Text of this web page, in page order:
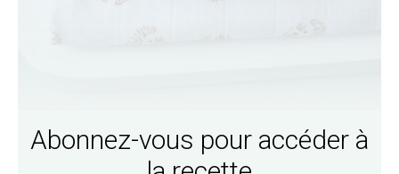
Abonnez-vous pour accéder à